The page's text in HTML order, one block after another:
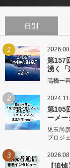
日別
1
第157
湧く「
高橋一
2
第105
ーメー
児玉尚
プロジ
3
【追